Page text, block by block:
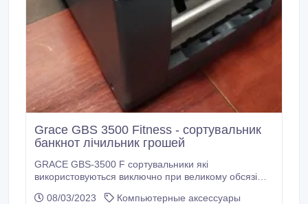
Grace GBS 3500 Fitness - сортувальник
банкнот лічильник грошей
GRACE GBS-3500 F сортувальники які
використовуються виключно при великому обсязі
іноземних валют. Ця техніка розроблена для роботи
08/03/2023
Компьютерные аксессуары